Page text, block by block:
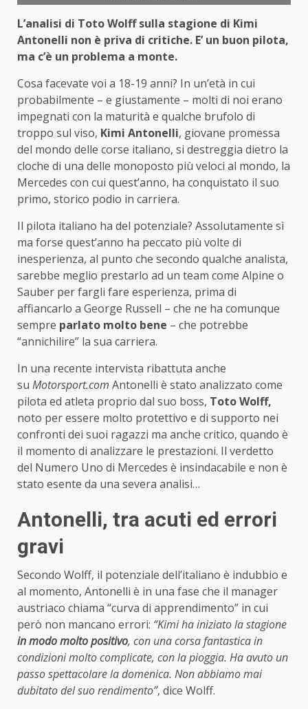
L’analisi di Toto Wolff sulla stagione di Kimi
Antonelli non è priva di critiche. E’ un buon pilota,
ma c’è un problema a monte.
Cosa facevate voi a 18-19 anni? In un’età in cui
probabilmente – e giustamente – molti di noi erano
impegnati con la maturità e qualche brufolo di
troppo sul viso, Kimi Antonelli, giovane promessa
del mondo delle corse italiano, si destreggia dietro la
cloche di una delle monoposto più veloci al mondo, la
Mercedes con cui quest’anno, ha conquistato il suo
primo, storico podio in carriera.
Il pilota italiano ha del potenziale? Assolutamente sì
ma forse quest’anno ha peccato più volte di
inesperienza, al punto che secondo qualche analista,
sarebbe meglio prestarlo ad un team come Alpine o
Sauber per fargli fare esperienza, prima di
affiancarlo a George Russell – che ne ha comunque
sempre parlato molto bene – che potrebbe
“annichilire” la sua carriera.
In una recente intervista ribattuta anche
su Motorsport.com Antonelli è stato analizzato come
pilota ed atleta proprio dal suo boss, Toto Wolff,
noto per essere molto protettivo e di supporto nei
confronti dei suoi ragazzi ma anche critico, quando è
il momento di analizzare le prestazioni. Il verdetto
del Numero Uno di Mercedes è insindacabile e non è
stato esente da una severa analisi…
Antonelli, tra acuti ed errori
gravi
Secondo Wolff, il potenziale dell’italiano è indubbio e
al momento, Antonelli è in una fase che il manager
austriaco chiama “curva di apprendimento” in cui
però non mancano errori: “Kimi ha iniziato la stagione
in modo molto positivo, con una corsa fantastica in
condizioni molto complicate, con la pioggia. Ha avuto un
passo spettacolare la domenica. Non abbiamo mai
dubitato del suo rendimento”, dice Wolff.